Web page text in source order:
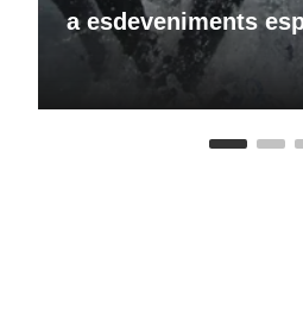
a esdeveniments